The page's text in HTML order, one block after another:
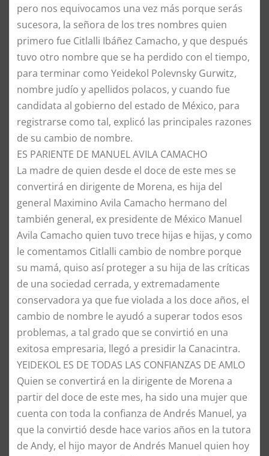
pero nos equivocamos una vez más porque serás
sucesora, la señora de los tres nombres quien
primero fue Citlalli Ibáñez Camacho, y que después
tuvo otro nombre que se ha perdido con el tiempo,
para terminar como Yeidekol Polevnsky Gurwitz,
nombre judío y apellidos polacos, y cuando fue
candidata al gobierno del estado de México, para
registrarse como tal, explicó las principales razones
de su cambio de nombre.
ES PARIENTE DE MANUEL AVILA CAMACHO
La madre de quien desde el doce de este mes se
convertirá en dirigente de Morena, es hija del
general Maximino Avila Camacho hermano del
también general, ex presidente de México Manuel
Avila Camacho quien tuvo trece hijas e hijas, y como
le comentamos Citlalli cambio de nombre porque
su mamá, quiso así proteger a su hija de las críticas
de una sociedad cerrada, y extremadamente
conservadora ya que fue violada a los doce años, el
cambio de nombre le ayudó a superar todos esos
problemas, a tal grado que se convirtió en una
exitosa empresaria, llegó a presidir la Canacintra.
YEIDEKOL ES DE TODAS LAS CONFIANZAS DE AMLO
Quien se convertirá en la dirigente de Morena a
partir del doce de este mes, ha sido una mujer que
cuenta con toda la confianza de Andrés Manuel, ya
que la convirtió desde hace varios años en la tutora
de Andy, el hijo mayor de Andrés Manuel quien hoy